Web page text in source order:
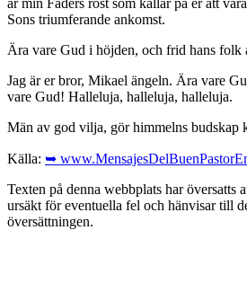
Sons triumferande ankomst.
Ära vare Gud i höjden, och frid hans folk
Jag är er bror, Mikael ängeln. Ära vare
vare Gud! Halleluja, halleluja, halleluja.
Män av god vilja, gör himmelns budskap
Källa: ➥
Texten på denna webbplats har översatts
ursäkt för eventuella fel och hänvisar till
översättningen.